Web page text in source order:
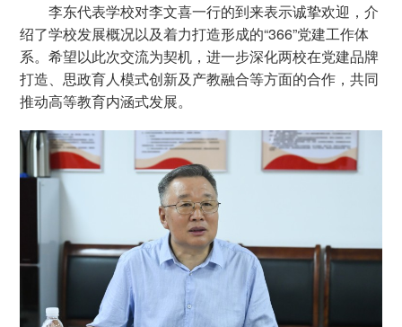
李东代表学校对李文喜一行的到来表示诚挚欢迎，介
绍了学校发展概况以及着力打造形成的“366”党建工作体
系。希望以此次交流为契机，进一步深化两校在党建品牌
打造、思政育人模式创新及产教融合等方面的合作，共同
推动高等教育内涵式发展。